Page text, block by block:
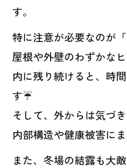
す。
特に注意が必要なのが「
屋根や外壁のわずかな
内に残り続けると、時
す☔
そして、外からは気づ
内部構造や健康被害に
また、冬場の結露も大